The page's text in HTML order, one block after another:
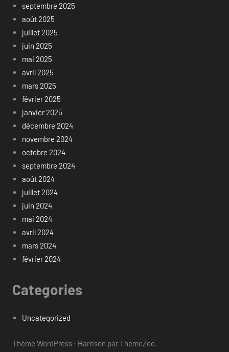
septembre 2025
août 2025
juillet 2025
juin 2025
mai 2025
avril 2025
mars 2025
février 2025
janvier 2025
décembre 2024
novembre 2024
octobre 2024
septembre 2024
août 2024
juillet 2024
juin 2024
mai 2024
avril 2024
mars 2024
février 2024
Categories
Uncategorized
Thème WordPress : Harrison par ThemeZee.